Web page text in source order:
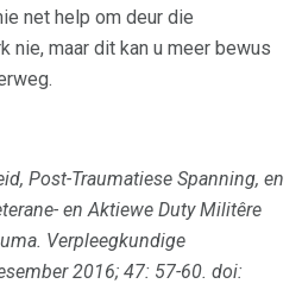
net help om deur die
nie, maar dit kan u meer bewus
Post-Traumatiese Spanning, en
en Aktiewe Duty Militêre
Verpleegkundige
2016; 47: 57-60. doi: